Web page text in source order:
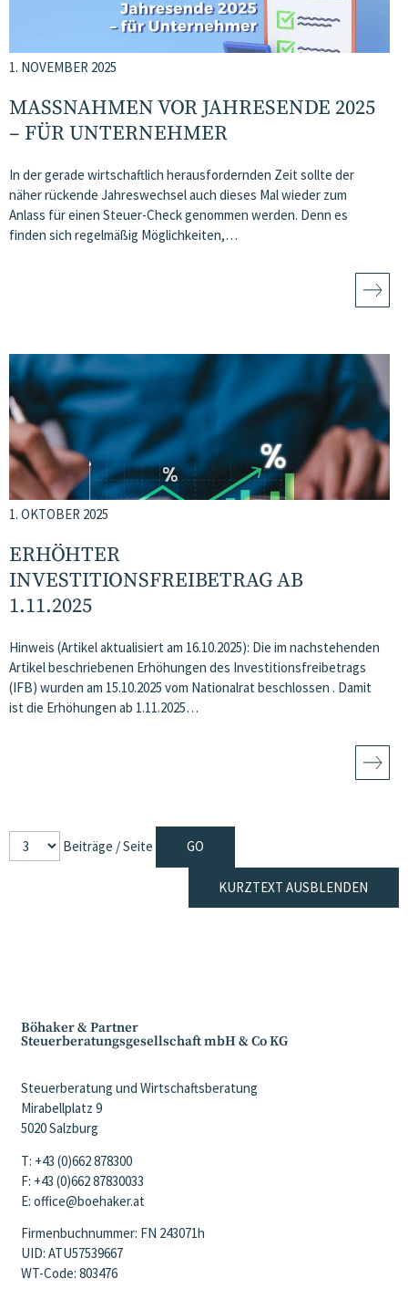
1. NOVEMBER 2025
MASSNAHMEN VOR JAHRESENDE 2025 –
FÜR UNTERNEHMER
In der gerade wirtschaftlich herausfordernden Zeit sollte der
näher rückende Jahreswechsel auch dieses Mal wieder zum
Anlass für einen Steuer-Check genommen werden. Denn es
finden sich regelmäßig Möglichkeiten,…
1. OKTOBER 2025
ERHÖHTER
INVESTITIONSFREIBETRAG AB
1.11.2025
Hinweis (Artikel aktualisiert am 16.10.2025): Die im nachstehenden
Artikel beschriebenen Erhöhungen des Investitionsfreibetrags
(IFB) wurden am 15.10.2025 vom Nationalrat beschlossen . Damit
ist die Erhöhungen ab 1.11.2025…
Beiträge / Seite
KURZTEXT AUSBLENDEN
Böhaker & Partner
Steuerberatungsgesellschaft mbH & Co KG
Steuerberatung und Wirtschaftsberatung
Mirabellplatz 9
5020 Salzburg
T: +43 (0)662 878300
F: +43 (0)662 87830033
E: office@boehaker.at
Firmenbuchnummer: FN 243071h
UID: ATU57539667
WT-Code: 803476